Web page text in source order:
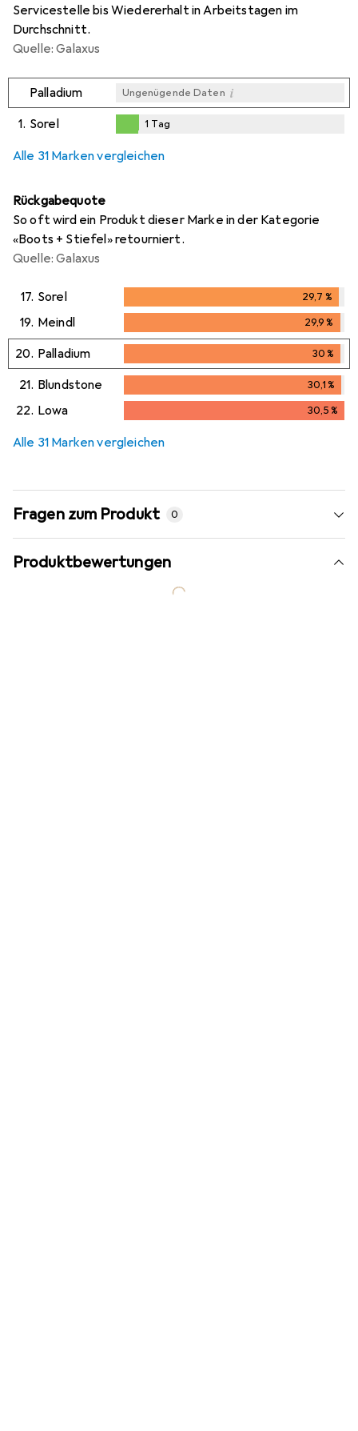
Servicestelle bis Wiedererhalt in Arbeitstagen im
Durchschnitt.
Quelle: Galaxus
Palladium Ungenügende Daten i
1. Sorel 1 Tag
Alle 31 Marken vergleichen
Rückgabequote
So oft wird ein Produkt dieser Marke in der Kategorie
«Boots + Stiefel» retourniert.
Quelle: Galaxus
17. Sorel 29,7 %
29,7%
19. Meindl 29,9%
29,9%
20. Palladium 30%
30%
21. Blundstone 30,1%
30,1%
22. Lowa 30,5%
Alle 31 Marken vergleichen
Fragen zum Produkt 0
Produktbewertungen